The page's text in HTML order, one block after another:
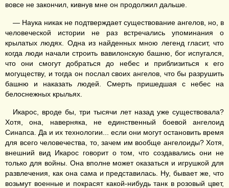
вовсе не закончил, кивнув мне он продолжил дальше.
— Наука никак не подтверждает существование ангелов, но, в
человеческой истории не раз встречались упоминания о
крылатых людях. Одна из найденных мною легенд гласит, что
когда люди начали строить вавилонскую башню, бог испугался,
что они смогут добраться до небес и приблизиться к его
могуществу, и тогда он послал своих ангелов, что бы разрушить
башню и наказать людей. Смерть пришедшая с небес на
белоснежных крыльях.
Икарос, вроде бы, три тысячи лет назад уже существовала?
Хотя, она, наверняка, не единственный боевой ангелоид
Синапса. Да и их технологии... если они могут остановить время
для всего человечества, то, зачем им вообще ангелоиды? Хотя,
внешний вид Икарос говорит о том, что создавались они не
только для войны. Она вполне может оказаться и игрушкой для
развлечения, как она сама и представилась. Ну, бывает же, что
возьмут военные и покрасят какой-нибудь танк в розовый цвет,